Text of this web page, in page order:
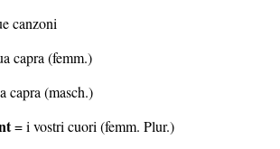
canzoni
capra (femm.)
capra (masch.)
= i vostri cuori (femm. Plur.)